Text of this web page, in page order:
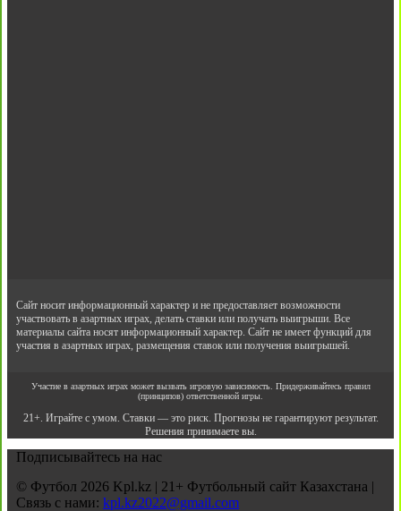
Сайт носит информационный характер и не предоставляет возможности
участвовать в азартных играх, делать ставки или получать выигрыши. Все
материалы сайта носят информационный характер. Сайт не имеет функций для
участия в азартных играх, размещения ставок или получения выигрышей.
Участие в азартных играх может вызвать игровую зависимость. Придерживайтесь правил
(принципов) ответственной игры.
21+. Играйте с умом. Ставки — это риск. Прогнозы не гарантируют результат.
Решения принимаете вы.
Подписывайтесь на нас
© Футбол 2026 Kpl.kz | 21+ Футбольный сайт Казахстана |
Связь с нами: kpl.kz2022@gmail.com